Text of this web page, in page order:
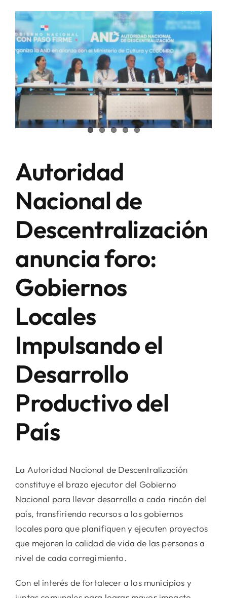
Ver
imagen
más
grande
Autoridad
Nacional de
Descentralización
anuncia foro:
Gobiernos
Locales
Impulsando el
Desarrollo
Productivo del
País
La Autoridad Nacional de Descentralización
constituye el brazo ejecutor del Gobierno
Nacional para llevar desarrollo a cada rincón del
país, transfiriendo recursos a los gobiernos
locales para que planifiquen y ejecuten proyectos
que mejoren la calidad de vida de las personas a
nivel de cada corregimiento.
Con el interés de fortalecer a los municipios y